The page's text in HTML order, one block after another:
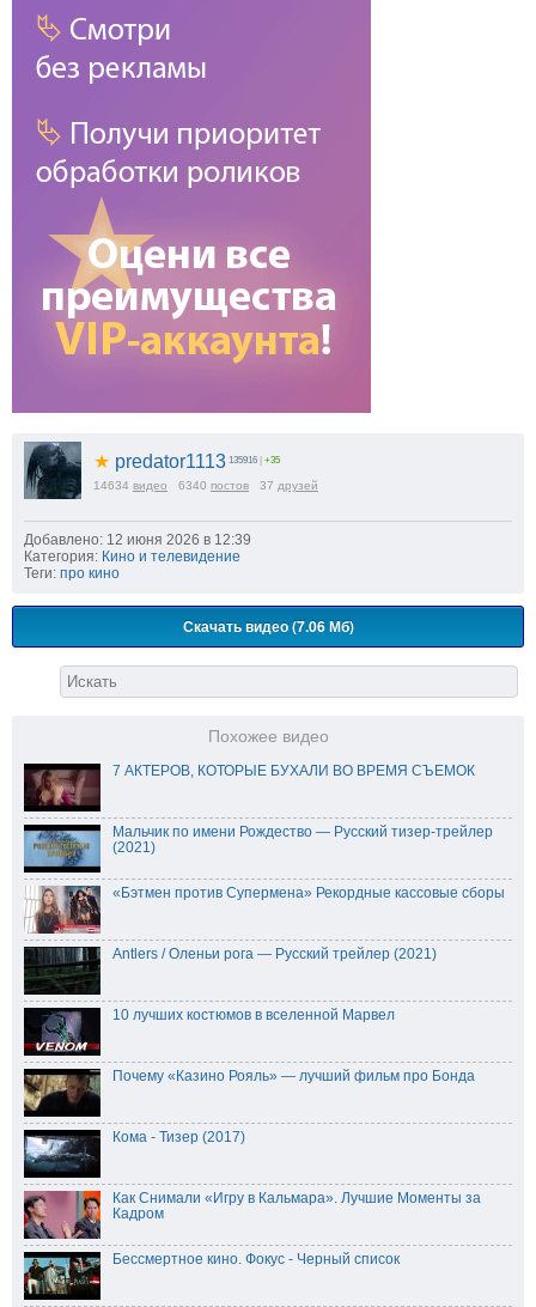
★ predator1113 135916 +35
14634 видео 6340 постов 37 друзей
Добавлено: 12 июня 2026 в 12:39
Категория: Кино и телевидение
Теги: про кино
Скачать видео (7.06 Мб)
Похожее видео
7 АКТЕРОВ, КОТОРЫЕ БУХАЛИ ВО ВРЕМЯ СЪЕМОК
Мальчик по имени Рождество — Русский тизер-трейлер
(2021)
«Бэтмен против Супермена» Рекордные кассовые сборы
Antlers / Оленьи рога — Русский трейлер (2021)
10 лучших костюмов в вселенной Марвел
Почему «Казино Рояль» — лучший фильм про Бонда
Кома - Тизер (2017)
Как Снимали «Игру в Кальмара». Лучшие Моменты за
Кадром
Бессмертное кино. Фокус - Черный список